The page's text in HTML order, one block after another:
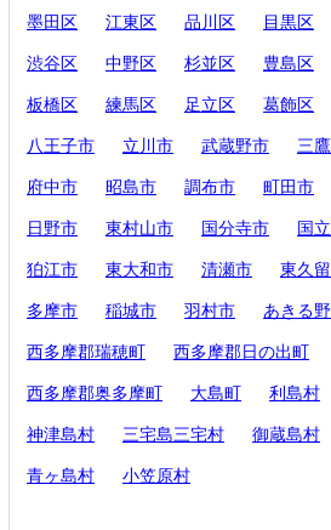
墨田区 江東区 品川区 目黒区
渋谷区 中野区 杉並区 豊島区
板橋区 練馬区 足立区 葛飾区
八王子市 立川市 武蔵野市 三
府中市 昭島市 調布市 町田市
日野市 東村山市 国分寺市 国
狛江市 東大和市 清瀬市 東久
多摩市 稲城市 羽村市 あきる
西多摩郡瑞穂町 西多摩郡日の出町
西多摩郡奥多摩町 大島町 利島村
神津島村 三宅島三宅村 御蔵島村
青ヶ島村 小笠原村